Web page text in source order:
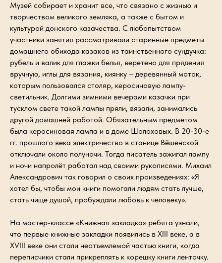
Музей собирает и хранит все, что связано с жизнью и
творчеством великого земляка, а также с бытом и
культурой донского казачества. С любопытством
участники занятия рассматривали старинные предметы
домашнего обихода казаков из таинственного сундучка:
рубель и валик для глажки белья, веретено для прядения
вручную, иглы для вязания, киянку – деревянный моток,
которым пользовался столяр, керосиновую лампу-
светильник. Долгими зимними вечерами казачки при
тусклом свете такой лампы пряли, вязали, занимались
другой домашней работой. Обязательным предметом
была керосиновая лампа и в доме Шолоховых. В 20-30-е
гг. прошлого века электричество в станице Вёшенской
отключали около полуночи. Тогда писатель зажигал лампу
и ночи напролёт работал над своими рукописями. Михаил
Александрович так говорил о своих произведениях: «Я
хотел бы, чтобы мои книги помогали людям стать лучше,
стать чище душой, пробуждали любовь к человеку».
На мастер-классе «Книжная закладка» ребята узнали,
что первые книжные закладки появились в XIII веке, а в
XVIII веке они стали неотъемлемой частью книги, когда
переписчики стали прикреплять к корешку книги ленточку.